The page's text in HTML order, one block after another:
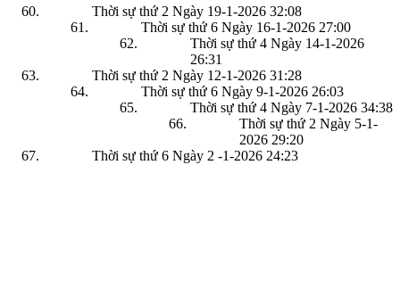
Thời sự thứ 2 Ngày 19-1-2026 32:08
Thời sự thứ 6 Ngày 16-1-2026 27:00
Thời sự thứ 4 Ngày 14-1-2026
26:31
Thời sự thứ 2 Ngày 12-1-2026 31:28
Thời sự thứ 6 Ngày 9-1-2026 26:03
Thời sự thứ 4 Ngày 7-1-2026 34:38
Thời sự thứ 2 Ngày 5-1-
2026 29:20
Thời sự thứ 6 Ngày 2 -1-2026 24:23